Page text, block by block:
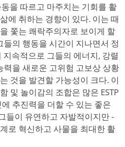
을 따르고 마주치는 기회를 활
에 취하는 경향이 있다. 이는 때
쫓는 쾌락주의자로 보이게 할
들의 행동을 시간이 지나면서 정
지속적으로 그들의 에너지, 강렬
력을 새로운 고위험 고보상 상황
것을 발견할 가능성이 크다. 이
및 놀이감의 조합은 많은 ESTP
추진력을 더할 수 있는 좋은
들이 유연하고 자발적이지만 -
로 혁신하고 사물을 최대한 활